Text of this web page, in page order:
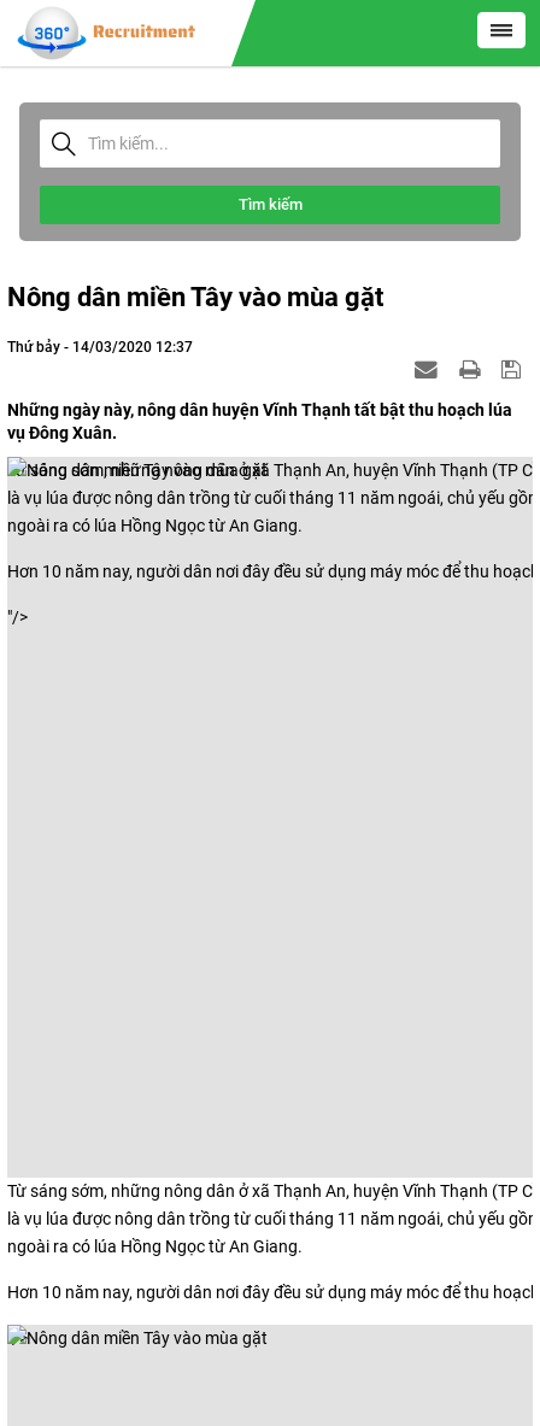
Tìm kiếm
Nông dân miền Tây vào mùa gặt
Thứ bảy - 14/03/2020 12:37
Những ngày này, nông dân huyện Vĩnh Thạnh tất bật thu hoạch lúa
vụ Đông Xuân.
Từ sáng sớm, những nông dân ở xã Thạnh An, huyện Vĩnh Thạnh (TP
là vụ lúa được nông dân trồng từ cuối tháng 11 năm ngoái, chủ yếu
ngoài ra có lúa Hồng Ngọc từ An Giang.
Hơn 10 năm nay, người dân nơi đây đều sử dụng máy móc để thu
"/>
Từ sáng sớm, những nông dân ở xã Thạnh An, huyện Vĩnh Thạnh (TP
là vụ lúa được nông dân trồng từ cuối tháng 11 năm ngoái, chủ yếu
ngoài ra có lúa Hồng Ngọc từ An Giang.
Hơn 10 năm nay, người dân nơi đây đều sử dụng máy móc để thu
"/>